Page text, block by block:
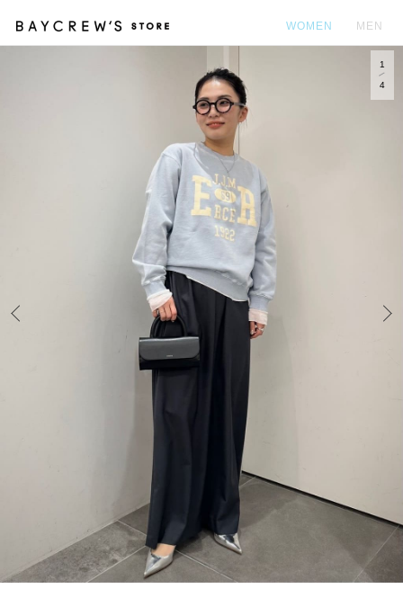
WOMEN MEN
1
4